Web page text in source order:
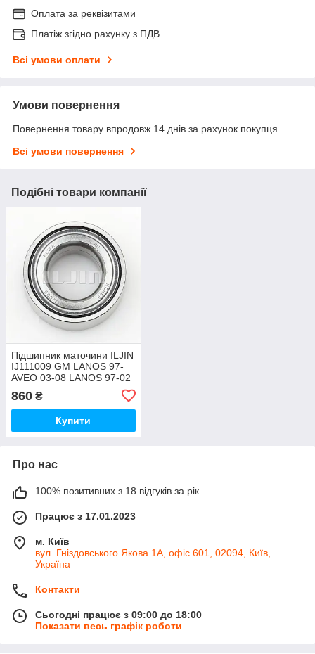
Оплата за реквізитами
Платіж згідно рахунку з ПДВ
Всі умови оплати
Умови повернення
Повернення товару впродовж 14 днів за рахунок покупця
Всі умови повернення
Подібні товари компанії
Підшипник маточини ILJIN
IJ111009 GM LANOS 97-
AVEO 03-08 LANOS 97-02
860 ₴
Купити
Про нас
100% позитивних з 18 відгуків за рік
Працює з 17.01.2023
м. Київ
вул. Гніздовського Якова 1А, офіс 601, 02094, Київ,
Україна
Контакти
Сьогодні працює з 09:00 до 18:00
Показати весь графік роботи